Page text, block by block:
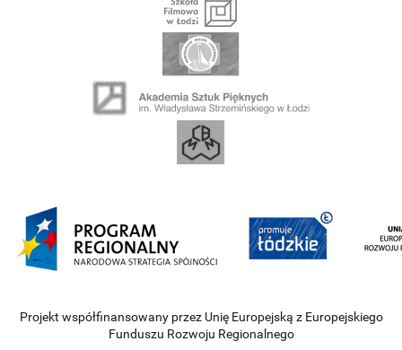
Projekt współfinansowany przez Unię Europejską z Europejskiego
Funduszu Rozwoju Regionalnego